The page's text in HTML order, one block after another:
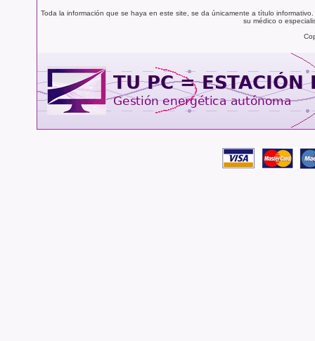
Toda la información que se haya en este site, se da únicamente a título
su médico o